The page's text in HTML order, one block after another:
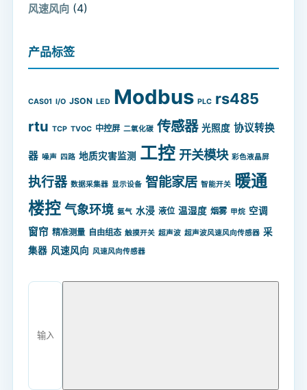
风速风向 (4)
产品标签
CAS01 I/O JSON LED Modbus PLC rs485
rtu TCP TVOC 中控屏 二氧化碳 传感器 光照度 协议转换
器 噪声 四路 地质灾害监测 工控 开关模块 彩色液晶屏
执行器 数据采集器 显示设备 智能家居 智能开关 暖通
楼控 气象环境 氨气 水浸 液位 温湿度 烟雾 甲烷 空调
窗帘 精准测量 自由组态 触摸开关 超声波 超声波风速风向传感器 采
集器 风速风向 风速风向传感器